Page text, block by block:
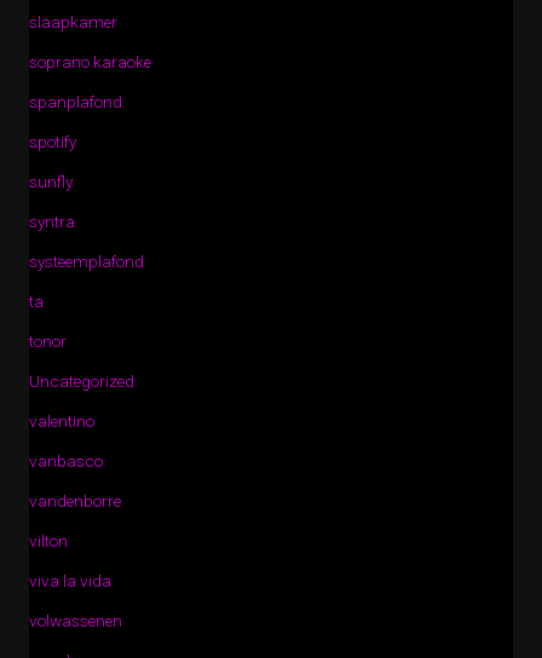
slaapkamer
soprano karaoke
spanplafond
spotify
sunfly
syntra
systeemplafond
ta
tonor
Uncategorized
valentino
vanbasco
vandenborre
vilton
viva la vida
volwassenen